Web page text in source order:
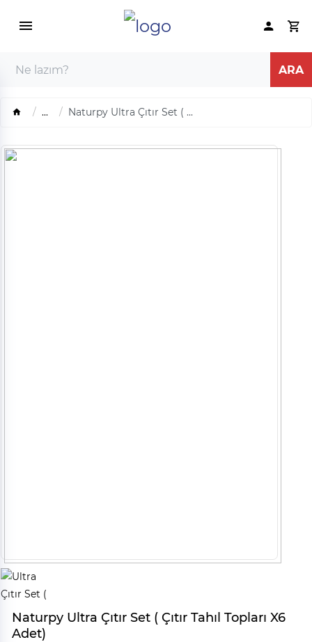
... Naturpy Ultra Çıtır Set ( ...
Naturpy Ultra Çıtır Set ( Çıtır Tahıl Topları X6
Adet)